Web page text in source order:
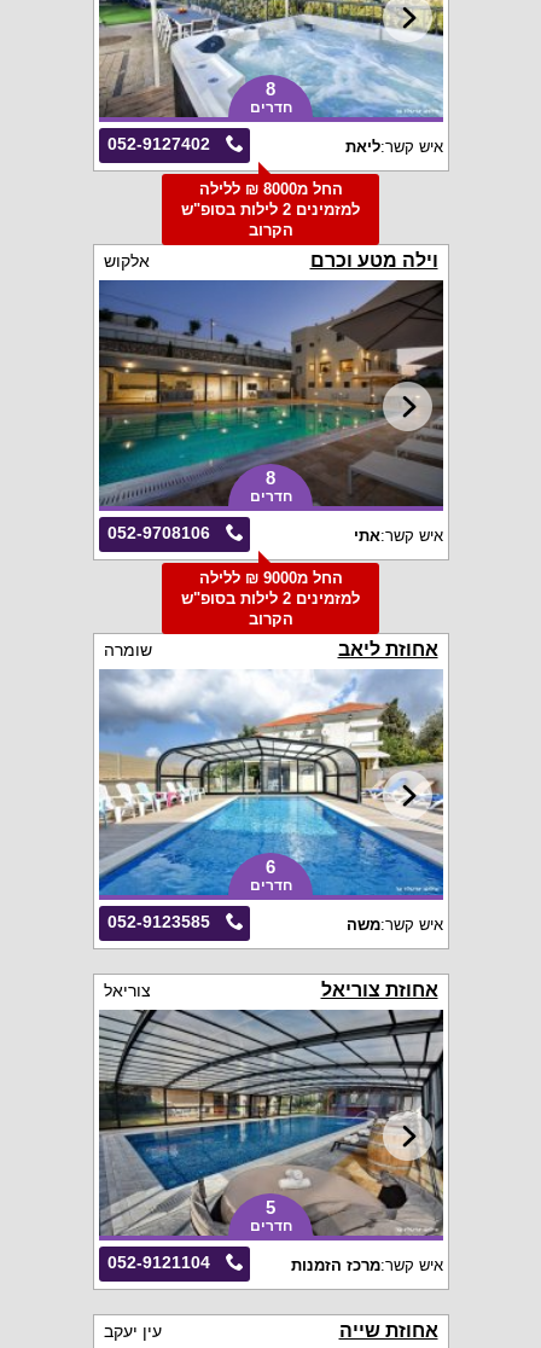
8
חדרים
052-9127402 איש קשר:ליאת
החל מ8000 ₪ ללילה
למזמינים 2 לילות בסופ"ש
הקרוב
וילה מטע וכרם אלקוש
8
חדרים
052-9708106 איש קשר:אתי
החל מ9000 ₪ ללילה
למזמינים 2 לילות בסופ"ש
הקרוב
אחוזת ליאב שומרה
6
חדרים
052-9123585 איש קשר:משה
אחוזת צוריאל צוריאל
5
חדרים
052-9121104 איש קשר:מרכז הזמנות
אחוזת שייה עין יעקב